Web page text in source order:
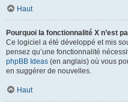
Haut
Pourquoi la fonctionnalité X n’est
Ce logiciel a été développé et mis
pensez qu’une fonctionnalité
phpBB Ideas (en anglais) où vous
en suggérer de nouvelles.
Haut